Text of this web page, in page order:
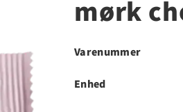
mørk
Varenummer
Enhed